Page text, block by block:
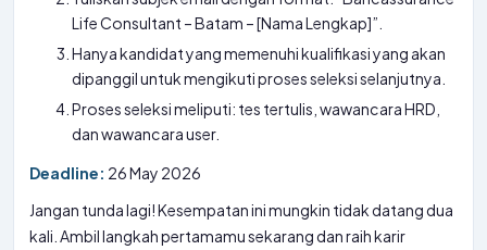
Life Consultant – Batam – [Nama Lengkap]”.
Hanya kandidat yang memenuhi kualifikasi yang akan
dipanggil untuk mengikuti proses seleksi selanjutnya.
Proses seleksi meliputi: tes tertulis, wawancara HRD,
dan wawancara user.
Deadline: 26 May 2026
Jangan tunda lagi! Kesempatan ini mungkin tidak datang dua
kali. Ambil langkah pertamamu sekarang dan raih karir